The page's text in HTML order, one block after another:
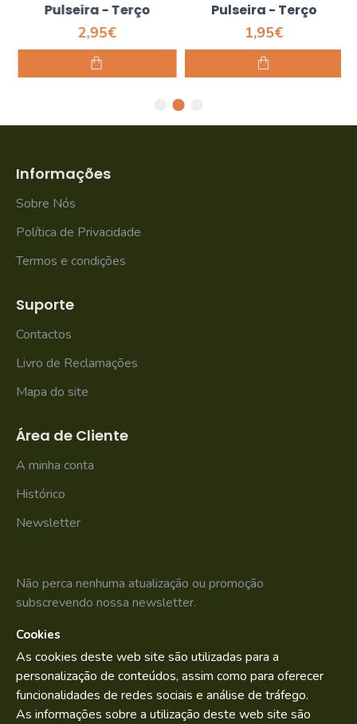
Pulseira - Terço
2,95€
Pulseira - Terço
1,95€
Informações
Sobre Nós
Política de Privacidade
Termos e condições
Suporte
Contactos
Livro de Reclamações
Mapa do site
Área de Cliente
A minha conta
Histórico
Newsletter
Não perca nenhuma atualização ou promoção
subscrevendo nossa newsletter.
Li e aceito osPolítica de Privacidade
Cookies
As cookies deste web site são utilizadas para a
personalização de conteúdos, assim como para oferecer
funcionalidades de redes sociais e análise de tráfego.
As informações sobre a utilização deste web site são